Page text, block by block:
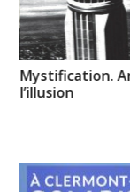
Mystification.
l’illusion